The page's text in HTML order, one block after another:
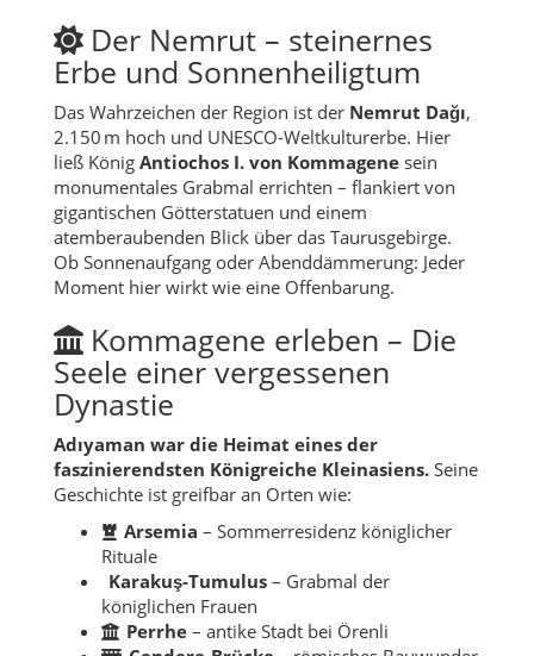
Der Nemrut – steinernes
Erbe und Sonnenheiligtum
Das Wahrzeichen der Region ist der Nemrut Dağı,
2.150 m hoch und UNESCO-Weltkulturerbe. Hier
ließ König Antiochos I. von Kommagene sein
monumentales Grabmal errichten – flankiert von
gigantischen Götterstatuen und einem
atemberaubenden Blick über das Taurusgebirge.
Ob Sonnenaufgang oder Abenddämmerung: Jeder
Moment hier wirkt wie eine Offenbarung.
Kommagene erleben – Die
Seele einer vergessenen
Dynastie
Adıyaman war die Heimat eines der
faszinierendsten Königreiche Kleinasiens. Seine
Geschichte ist greifbar an Orten wie:
Arsemia – Sommerresidenz königlicher
Rituale
Karakuş-Tumulus – Grabmal der
königlichen Frauen
Perrhe – antike Stadt bei Örenli